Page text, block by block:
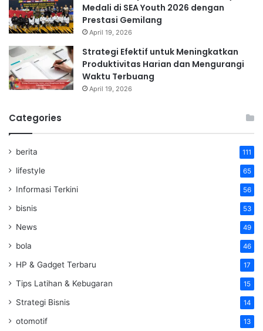
Medali di SEA Youth 2026 dengan
Prestasi Gemilang
April 19, 2026
Strategi Efektif untuk Meningkatkan
Produktivitas Harian dan Mengurangi
Waktu Terbuang
April 19, 2026
Categories
berita 111
lifestyle 65
Informasi Terkini 56
bisnis 53
News 49
bola 46
HP & Gadget Terbaru 17
Tips Latihan & Kebugaran 15
Strategi Bisnis 14
otomotif 13